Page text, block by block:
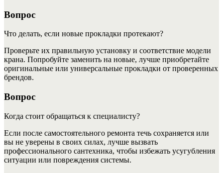
Вопрос
Что делать, если новые прокладки протекают?
Проверьте их правильную установку и соответствие модели
крана. Попробуйте заменить на новые, лучше приобретайте
оригинальные или универсальные прокладки от проверенных
брендов.
Вопрос
Когда стоит обращаться к специалисту?
Если после самостоятельного ремонта течь сохраняется или
вы не уверены в своих силах, лучше вызвать
профессионального сантехника, чтобы избежать усугубления
ситуации или повреждения системы.